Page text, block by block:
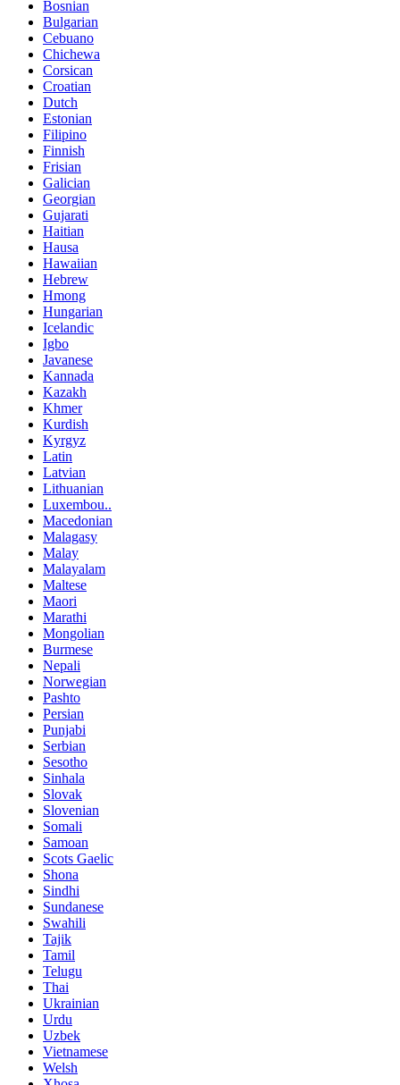
Bosnian
Bulgarian
Cebuano
Chichewa
Corsican
Croatian
Dutch
Estonian
Filipino
Finnish
Frisian
Galician
Georgian
Gujarati
Haitian
Hausa
Hawaiian
Hebrew
Hmong
Hungarian
Icelandic
Igbo
Javanese
Kannada
Kazakh
Khmer
Kurdish
Kyrgyz
Latin
Latvian
Lithuanian
Luxembou..
Macedonian
Malagasy
Malay
Malayalam
Maltese
Maori
Marathi
Mongolian
Burmese
Nepali
Norwegian
Pashto
Persian
Punjabi
Serbian
Sesotho
Sinhala
Slovak
Slovenian
Somali
Samoan
Scots Gaelic
Shona
Sindhi
Sundanese
Swahili
Tajik
Tamil
Telugu
Thai
Ukrainian
Urdu
Uzbek
Vietnamese
Welsh